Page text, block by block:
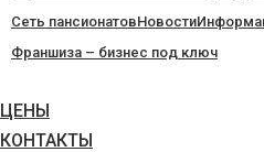
Сеть пансионатовНовости
Франшиза – бизнес под ключ
ЦЕНЫ
КОНТАКТЫ